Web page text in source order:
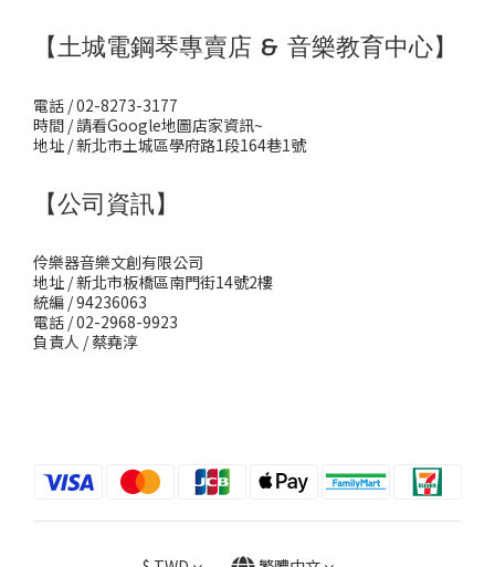
【土城電鋼琴專賣店 & 音樂教育中心】
電話 / 02-8273-3177
時間 / 請看Google地圖店家資訊~
地址 / 新北市土城區學府路1段164巷1號
【公司資訊】
伶樂器音樂文創有限公司
地址 / 新北市板橋區南門街14號2樓
統編 / 94236063
電話 / 02-2968-9923
負責人 / 蔡堯淳